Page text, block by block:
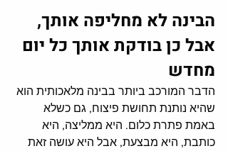
הבינה לא מחליפה אותך,
אבל כן בודקת אותך כל יום
מחדש
הדבר המורכב ביותר בבינה מלאכותית הוא
שהיא נותנת תחושת פיצוח, גם כשלא
באמת פתרת כלום. היא ממליצה, היא
כותבת, היא מבצעת, אבל היא עושה זאת